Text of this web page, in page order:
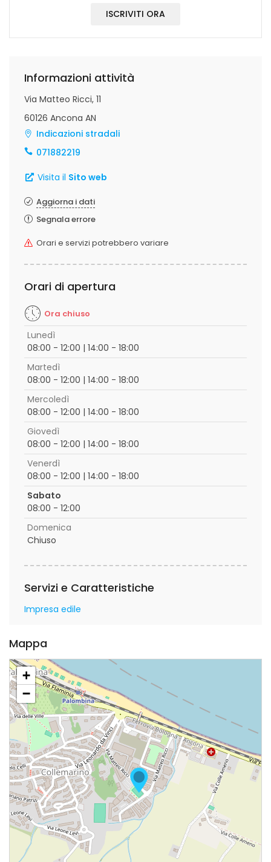
ISCRIVITI ORA
Informazioni attività
Via Matteo Ricci, 11
60126 Ancona AN
Indicazioni stradali
071882219
Visita il Sito web
Aggiorna i dati
Segnala errore
Orari e servizi potrebbero variare
Orari di apertura
Ora chiuso
Lunedì
08:00 - 12:00 | 14:00 - 18:00
Martedì
08:00 - 12:00 | 14:00 - 18:00
Mercoledì
08:00 - 12:00 | 14:00 - 18:00
Giovedì
08:00 - 12:00 | 14:00 - 18:00
Venerdì
08:00 - 12:00 | 14:00 - 18:00
Sabato
08:00 - 12:00
Domenica
Chiuso
Servizi e Caratteristiche
Impresa edile
Mappa
+
−